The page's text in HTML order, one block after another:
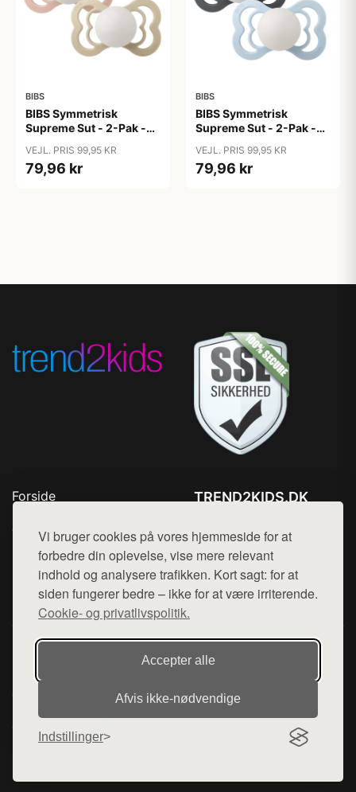
Vi bruger cookies på vores hjemmeside for at
forbedre din oplevelse, vise mere relevant
indhold og analysere trafikken. Kort sagt: for at
siden fungerer bedre – ikke for at være irriterende.
Cookie- og privatlivspolitik.
Accepter alle
Afvis ikke‑nødvendige
Indstillinger
BIBS
BIBS Symmetrisk
Supreme Sut - 2-Pak -
- Blush/Vanilla
VEJL. PRIS 99,95 KR
79,96 kr
BIBS
BIBS Symmetrisk
Supreme Sut - 2-Pak -
- Iron/Baby Blue
VEJL. PRIS 99,95 KR
79,96 kr
Forside
Top Rabatter
Blog
Kontakt
TREND2KIDS.DK
Mail: hej@want.dk
Cookie- og privatlivspolitik
Denne side er en del af want.dk, der udgiver en række
hjemmesider med præsentation af forskellige produkter fra
diverse webshops. Der sælges ikke varer fra denne side - vi
henviser til de shops, som sælger varen. Vi har heller ikke
varerne på lager.